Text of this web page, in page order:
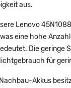
aus.
Lenovo
eine hohe
Die geringe
für
Akkus